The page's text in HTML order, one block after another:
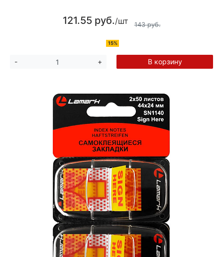
121.55 руб./шт 143 руб.
15%
- + В корзину